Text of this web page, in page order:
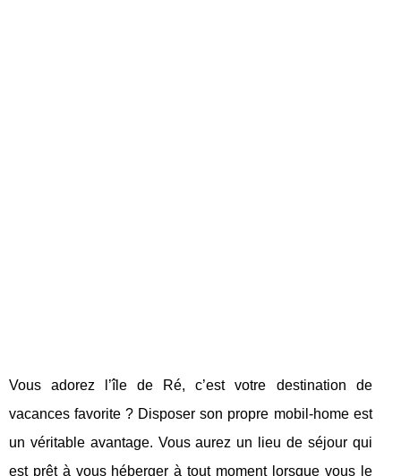
Vous adorez l’île de Ré, c’est votre destination de
vacances favorite ? Disposer son propre mobil-home est
un véritable avantage. Vous aurez un lieu de séjour qui
est prêt à vous héberger à tout moment lorsque vous le